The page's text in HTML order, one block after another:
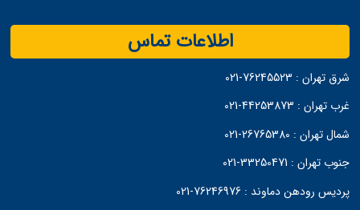
اطلاعات تماس
شرق تهران : 76245523-021
غرب تهران : 44253873-021
شمال تهران :
جنوب تهران : 33250471-021
پردیس رودهن دماوند :76246976-021